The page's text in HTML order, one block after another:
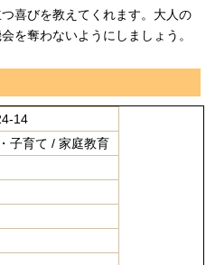
喜びを教えてくれます。大人の
を奪わないようにしましょう。
14
子育て / 家庭教育